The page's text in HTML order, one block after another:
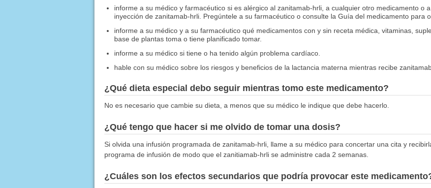
informe a su médico y farmacéutico si es alérgico al zanitamab-hrli, a cualquier otro medicamento o
inyección de zanitamab-hrli. Pregúntele a su farmacéutico o consulte la Guía del medicamento para
informe a su médico y a su farmacéutico qué medicamentos con y sin receta médica, vitaminas,
base de plantas toma o tiene planificado tomar.
informe a su médico si tiene o ha tenido algún problema cardíaco.
hable con su médico sobre los riesgos y beneficios de la lactancia materna mientras recibe
¿Qué dieta especial debo seguir mientras tomo este medicamento?
No es necesario que cambie su dieta, a menos que su médico le indique que debe hacerlo.
¿Qué tengo que hacer si me olvido de tomar una dosis?
Si olvida una infusión programada de zanitamab-hrli, llame a su médico para concertar una cita y
programa de infusión de modo que el zanitiamab-hrli se administre cada 2 semanas.
¿Cuáles son los efectos secundarios que podría provocar este